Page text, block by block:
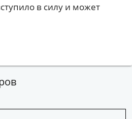
в силу и может